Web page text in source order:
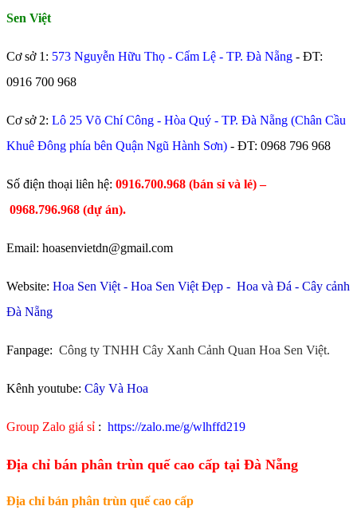
Sen Việt
Cơ sở 1: 573 Nguyễn Hữu Thọ - Cẩm Lệ - TP. Đà Nẵng - ĐT:
0916 700 968
Cơ sở 2: Lô 25 Võ Chí Công - Hòa Quý - TP. Đà Nẵng (Chân Cầu
Khuê Đông phía bên Quận Ngũ Hành Sơn) - ĐT: 0968 796 968
​Số điện thoại liên hệ: 0916.700.968 (bán sỉ và lẻ) –
0968.796.968 (dự án).
Email: hoasenvietdn@gmail.com
Website: Hoa Sen Việt - Hoa Sen Việt Đẹp - Hoa và Đá - Cây cảnh
Đà Nẵng
Fanpage: Công ty TNHH Cây Xanh Cảnh Quan Hoa Sen Việt.
Kênh youtube: Cây Và Hoa
Group Zalo giá sỉ : https://zalo.me/g/wlhffd219
Địa chỉ bán phân trùn quế cao cấp tại Đà Nẵng
Địa chỉ bán phân trùn quế cao cấp